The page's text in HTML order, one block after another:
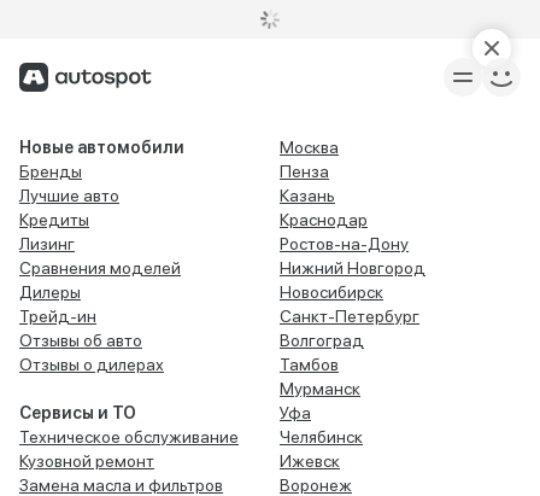
Новые автомобили
Бренды
Лучшие авто
Кредиты
Лизинг
Сравнения моделей
Дилеры
Трейд-ин
Отзывы об авто
Отзывы о дилерах
Сервисы и ТО
Техническое обслуживание
Кузовной ремонт
Замена масла и фильтров
Москва
Пенза
Казань
Краснодар
Ростов-на-Дону
Нижний Новгород
Новосибирск
Санкт-Петербург
Волгоград
Тамбов
Мурманск
Уфа
Челябинск
Ижевск
Воронеж